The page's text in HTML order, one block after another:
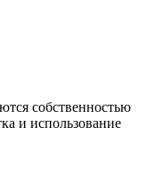
собственностью
и использование